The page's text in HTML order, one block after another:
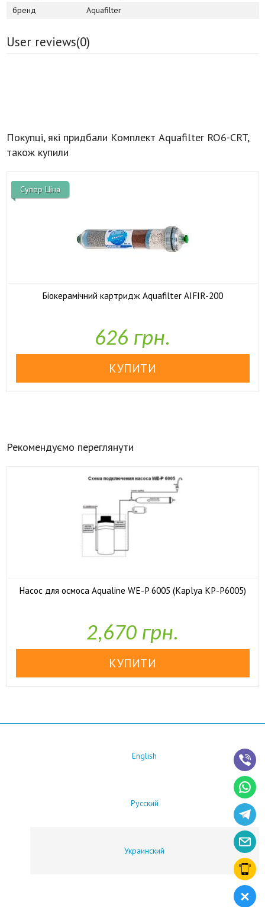
бренд
Aquafilter
User reviews(0)
Покупці, які придбали Комплект Aquafilter RO6-CRT,
також купили
Супер Ціна
Біокерамічний картридж Aquafilter AIFIR-200
626 грн.
Рекомендуємо переглянути
Насос для осмоса Aqualine WE-P 6005 (Kaplya KP-P6005)
2,670 грн.
English
Русский
Украинский